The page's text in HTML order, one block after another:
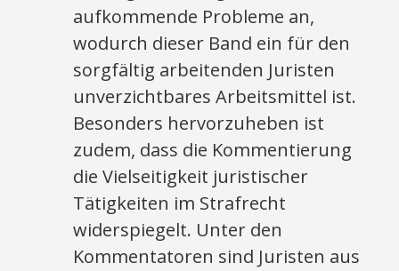
aufkommende Probleme an,
wodurch dieser Band ein für den
sorgfältig arbeitenden Juristen
unverzichtbares Arbeitsmittel ist.
Besonders hervorzuheben ist
zudem, dass die Kommentierung
die Vielseitigkeit juristischer
Tätigkeiten im Strafrecht
widerspiegelt. Unter den
Kommentatoren sind Juristen aus